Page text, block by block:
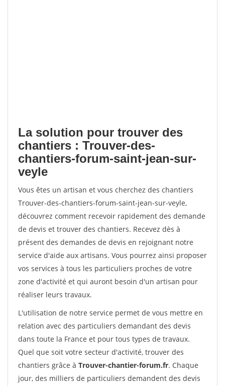
La solution pour trouver des
chantiers : Trouver-des-
chantiers-forum-saint-jean-sur-
veyle
Vous êtes un artisan et vous cherchez des chantiers
Trouver-des-chantiers-forum-saint-jean-sur-veyle,
découvrez comment recevoir rapidement des demande
de devis et trouver des chantiers. Recevez dès à
présent des demandes de devis en rejoignant notre
service d'aide aux artisans. Vous pourrez ainsi proposer
vos services à tous les particuliers proches de votre
zone d'activité et qui auront besoin d'un artisan pour
réaliser leurs travaux.
L'utilisation de notre service permet de vous mettre en
relation avec des particuliers demandant des devis
dans toute la France et pour tous types de travaux.
Quel que soit votre secteur d'activité, trouver des
chantiers grâce à Trouver-chantier-forum.fr. Chaque
jour, des milliers de particuliers demandent des devis